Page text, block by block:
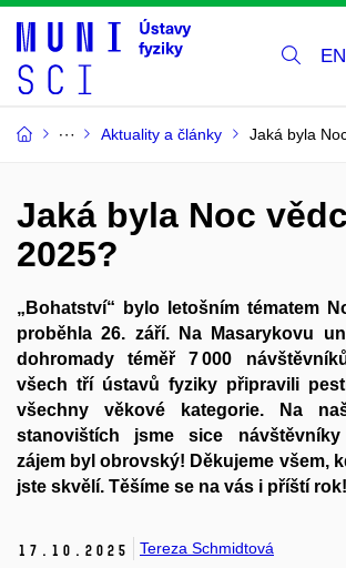
EN
Aktuality a články Jaká byla
Jaká byla Noc
2025?
„Bohatství“ bylo letošním tématem
proběhla 26. září. Na Masarykovu
dohromady téměř 7 000
všech tří ústavů fyziky připravili
všechny věkové kategorie. Na
stanovištích jsme sice
zájem byl obrovský! Děkujeme všem,
jste skvělí. Těšíme se na vás i příští rok!
17. 10. 2025 Tereza Schmidtová